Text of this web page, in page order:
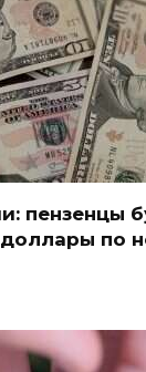
пензенцы
по